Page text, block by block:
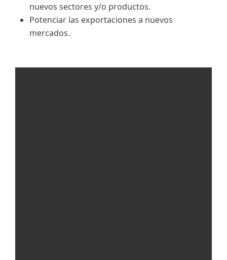
nuevos sectores y/o productos.
Potenciar las exportaciones a nuevos
mercados.